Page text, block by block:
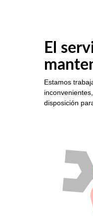
El
Estamos
disposición